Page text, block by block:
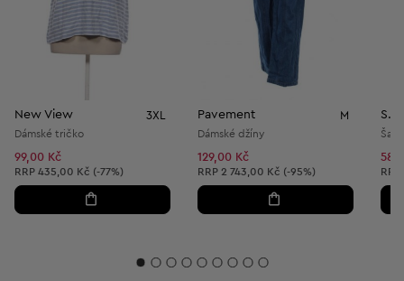
New View 3XL
Dámské tričko
99,00 Kč
Doporučená cena:
RRP 435,00 Kč (-77%)
Pavement M
Dámské džíny
129,00 Kč
Doporučená cena:
RRP 2 743,00 Kč (-95%)
Šaty
RRP